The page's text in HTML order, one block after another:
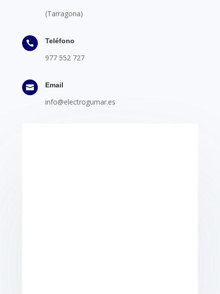
(Tarragona)
 Teléfono
977 552 727
 Email
info@electrogumar.es